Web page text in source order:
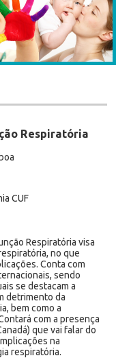
Respiratória
CUF
Respiratória visa
no que
Conta com
sendo
se destacam a
detrimento da
bem como a
com a presença
que vai falar do
na
respiratória.